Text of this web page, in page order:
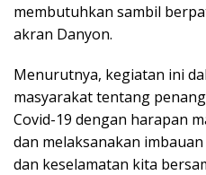
membutuhkan sambil
akran Danyon.
Menurutnya, kegiatan ini
masyarakat tentang
Covid-19 dengan harapan
dan melaksanakan
dan keselamatan kita